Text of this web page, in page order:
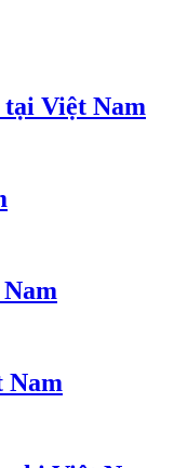
tại Việt Nam
Nam